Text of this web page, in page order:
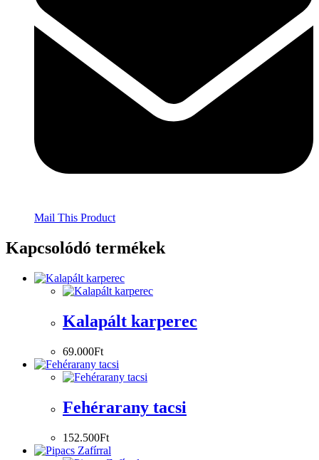
Mail This Product
Kapcsolódó termékek
Kalapált karperec
69.000Ft
Fehérarany tacsi
152.500Ft